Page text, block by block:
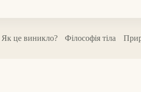
Як це виникло? Філософія тіла